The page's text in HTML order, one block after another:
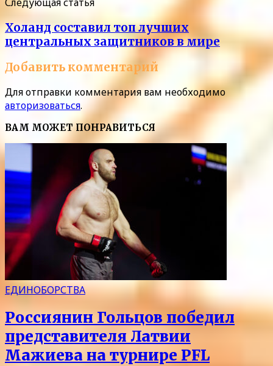
Холанд составил топ лучших
центральных защитников в мире
Добавить комментарий
Для отправки комментария вам необходимо
авторизоваться.
ВАМ МОЖЕТ ПОНРАВИТЬСЯ
ЕДИНОБОРСТВА
Россиянин Гольцов победил
представителя Латвии
Мажиева на турнире PFL